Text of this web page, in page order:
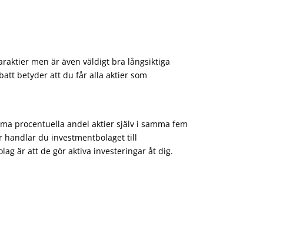
men är även väldigt bra långsiktiga
betyder att du får alla aktier som
procentuella andel aktier själv i samma fem
handlar du investmentbolaget till
är att de gör aktiva investeringar åt dig.